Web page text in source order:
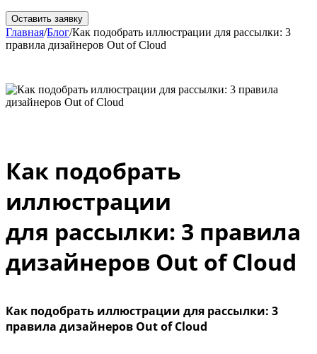
Оставить заявку
Главная/Блог/Как подобрать иллюстрации для рассылки: 3
правила дизайнеров Out of Cloud
Как подобрать
иллюстрации
для рассылки: 3 правила
дизайнеров Out of Cloud
Как подобрать иллюстрации для рассылки: 3
правила дизайнеров Out of Cloud